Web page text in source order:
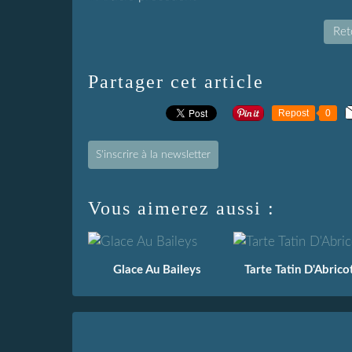
Partager cet article
Repost 0
S'inscrire à la newsletter
Vous aimerez aussi :
Glace Au Baileys Tarte Tatin